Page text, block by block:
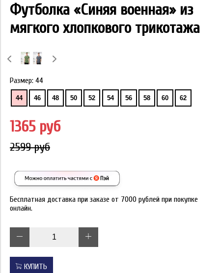
Футболка «Синяя военная» из
мягкого хлопкового трикотажа
Размер: 44
44 46 48 50 52 54 56 58 60 62
1365 руб
2599 руб
Бесплатная доставка при заказе от 7000 рублей при покупке
онлайн.
КУПИТЬ